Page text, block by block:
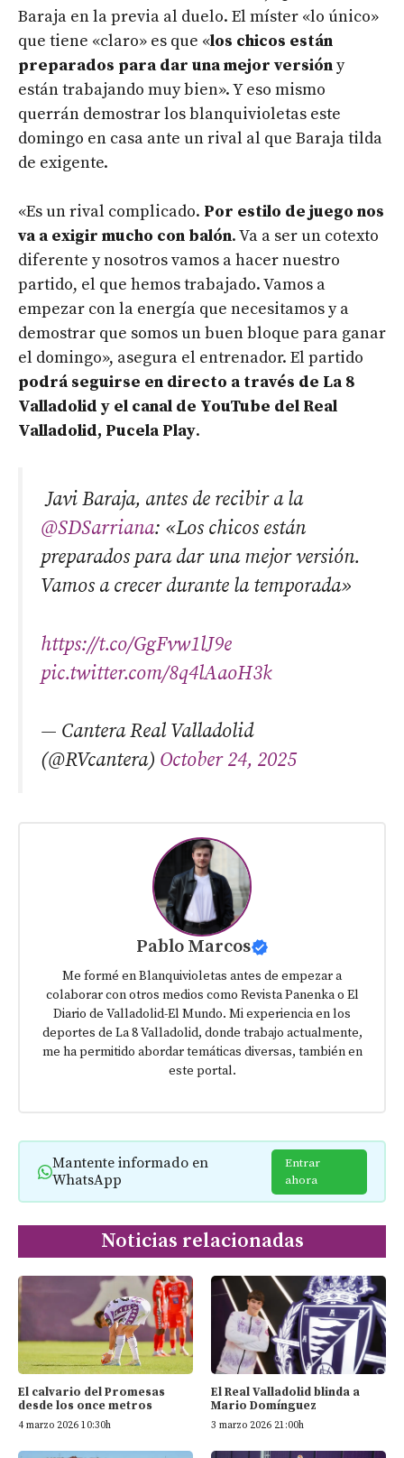
Baraja en la previa al duelo. El míster «lo único»
que tiene «claro» es que «los chicos están
preparados para dar una mejor versióny
están trabajando muy bien». Y eso mismo
querrán demostrar los blanquivioletas este
domingo en casa ante un rival al que Baraja tilda
de exigente.
«Es un rival complicado. Por estilo de juego nos
va a exigir mucho con balón. Va a ser un cotexto
diferente y nosotros vamos a hacer nuestro
partido, el que hemos trabajado. Vamos a
empezar con la energía que necesitamos y a
demostrar que somos un buen bloque para ganar
el domingo», asegura el entrenador. El partido
podrá seguirse en directo a través de La 8
Valladolid y el canal de YouTube del Real
Valladolid, Pucela Play.
️ Javi Baraja, antes de recibir a la
@SDSarriana: «Los chicos están
preparados para dar una mejor versión.
Vamos a crecer durante la temporada»
https://t.co/GgFvw1lJ9e
pic.twitter.com/8q4lAaoH3k
— Cantera Real Valladolid
(@RVcantera) October 24, 2025
Pablo Marcos
Me formé en Blanquivioletas antes de empezar a
colaborar con otros medios como Revista Panenka o El
Diario de Valladolid-El Mundo. Mi experiencia en los
deportes de La 8 Valladolid, donde trabajo actualmente,
me ha permitido abordar temáticas diversas, también en
este portal.
Mantente informado en
WhatsApp
Entrar
ahora
Noticias relacionadas
El calvario del Promesas
desde los once metros
4 marzo 2026 10:30h
El Real Valladolid blinda a
Mario Domínguez
3 marzo 2026 21:00h